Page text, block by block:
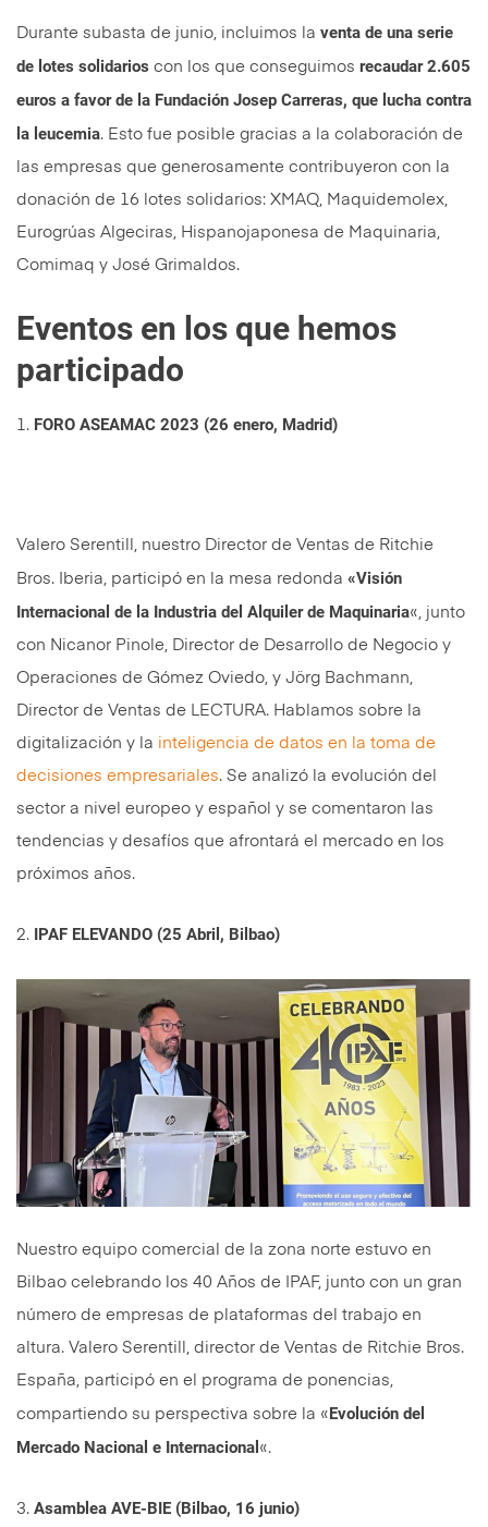
Durante subasta de junio, incluimos la venta de una serie
de lotes solidarios con los que conseguimos recaudar 2.605
euros a favor de la Fundación Josep Carreras, que lucha contra
la leucemia. Esto fue posible gracias a la colaboración de
las empresas que generosamente contribuyeron con la
donación de 16 lotes solidarios: XMAQ, Maquidemolex,
Eurogrúas Algeciras, Hispanojaponesa de Maquinaria,
Comimaq y José Grimaldos.
Eventos en los que hemos
participado
1. FORO ASEAMAC 2023 (26 enero, Madrid)
Valero Serentill, nuestro Director de Ventas de Ritchie
Bros. Iberia, participó en la mesa redonda «Visión
Internacional de la Industria del Alquiler de Maquinaria«, junto
con Nicanor Pinole, Director de Desarrollo de Negocio y
Operaciones de Gómez Oviedo, y Jörg Bachmann,
Director de Ventas de LECTURA. Hablamos sobre la
digitalización y la inteligencia de datos en la toma de
decisiones empresariales. Se analizó la evolución del
sector a nivel europeo y español y se comentaron las
tendencias y desafíos que afrontará el mercado en los
próximos años.
2. IPAF ELEVANDO (25 Abril, Bilbao)
Nuestro equipo comercial de la zona norte estuvo en
Bilbao celebrando los 40 Años de IPAF, junto con un gran
número de empresas de plataformas del trabajo en
altura. Valero Serentill, director de Ventas de Ritchie Bros.
España, participó en el programa de ponencias,
compartiendo su perspectiva sobre la «Evolución del
Mercado Nacional e Internacional «.
3. Asamblea AVE-BIE (Bilbao, 16 junio)